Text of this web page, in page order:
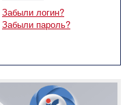
Забыли логин?
Забыли пароль?